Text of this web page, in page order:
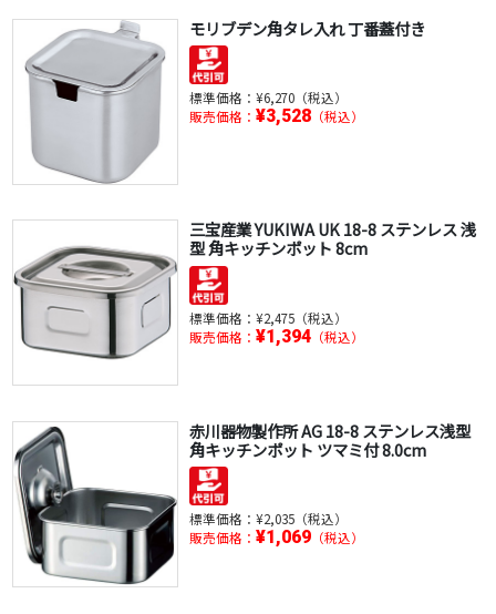
モリブデン角タレ入れ 丁番蓋付き
標準価格： ¥6,270（税込）
販売価格： ¥3,528（税込）
三宝産業 YUKIWA UK 18-8 ステンレス 浅
型 角キッチンポット 8cm
標準価格： ¥2,475（税込）
販売価格： ¥1,394（税込）
赤川器物製作所 AG 18-8 ステンレス浅型
角キッチンポット ツマミ付 8.0cm
標準価格： ¥2,035（税込）
販売価格： ¥1,069（税込）